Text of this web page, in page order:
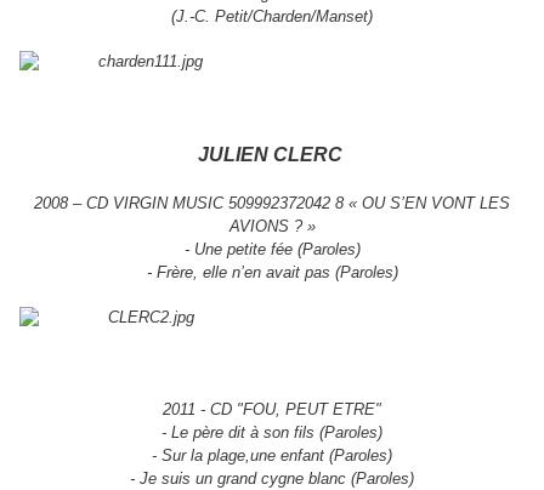
(J.-C. Petit/Charden/Manset)
JULIEN CLERC
2008 – CD VIRGIN MUSIC 509992372042 8 « OU S’EN VONT LES
AVIONS ? »
- Une petite fée (Paroles)
- Frère, elle n’en avait pas (Paroles)
2011 - CD "FOU, PEUT ETRE"
- Le père dit à son fils (Paroles)
- Sur la plage,une enfant (Paroles)
- Je suis un grand cygne blanc (Paroles)